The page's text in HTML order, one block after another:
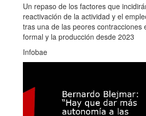
Un repaso de los factores que
reactivación de la actividad y el
tras una de las peores contracciones
formal y la producción desde 2023
Infobae